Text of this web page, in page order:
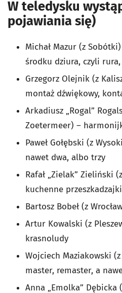
W teledysku
pojawiania się)
Michał Mazur (z
środku dziura, czyli
Grzegorz Olejnik (z
montaż dźwiękowy,
Arkadiusz „Rogal”
Zoetermeer) –
Paweł Gołębski (z
nawet dwa, albo trzy
Rafał „Zielak” Zieliński
kuchenne przeszkadzajki
Bartosz Bobeł (z
Artur Kowalski (z
krasnoludy
Wojciech Maziakowski
master, remaster, a
Anna „Emolka” Dębicka